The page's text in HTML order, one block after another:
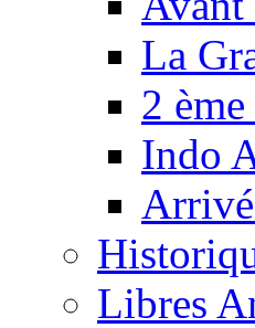
La
2
Indo
Libres